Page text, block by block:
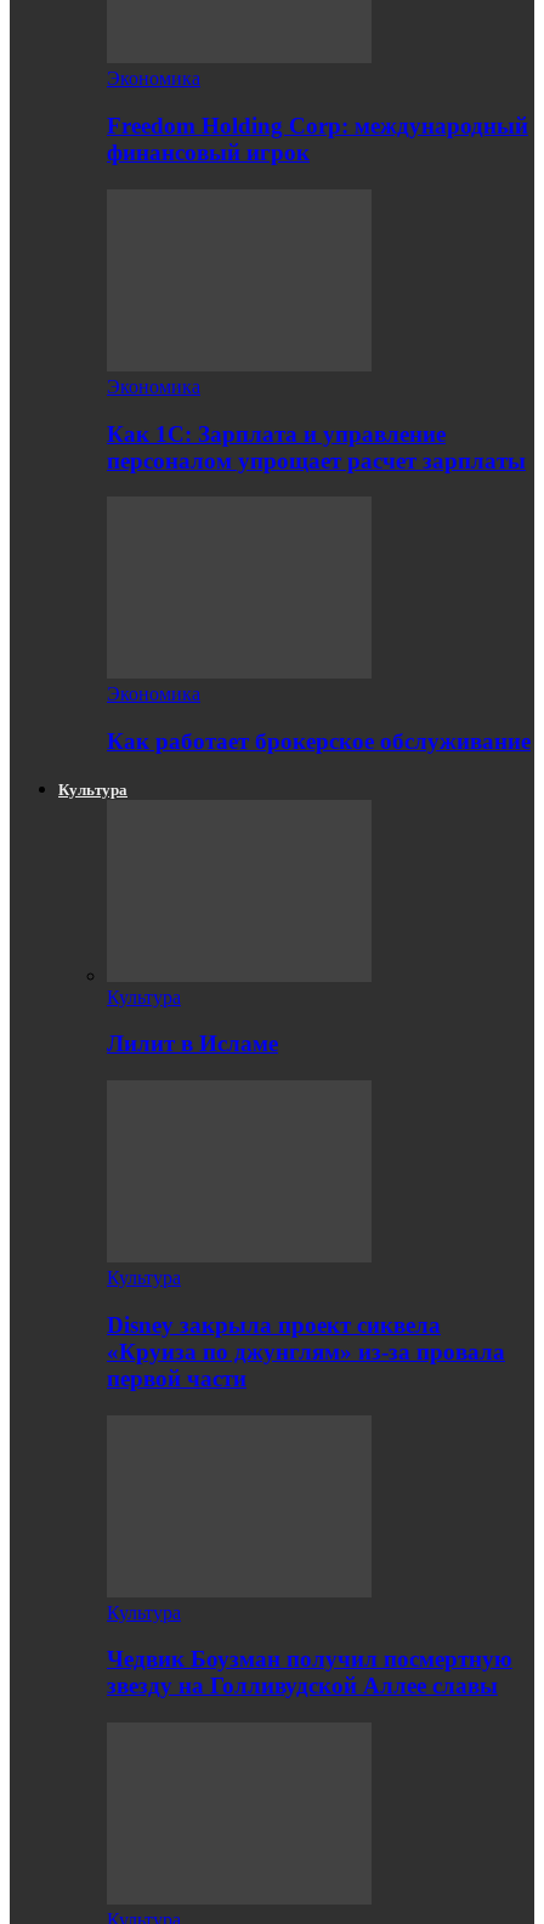
Экономика
Freedom Holding Corp: международный
финансовый игрок
Экономика
Как 1С: Зарплата и управление
персоналом упрощает расчет зарплаты
Экономика
Как работает брокерское обслуживание
Культура
Культура
Лилит в Исламе
Культура
Disney закрыла проект сиквела
«Круиза по джунглям» из-за провала
первой части
Культура
Чедвик Боузман получил посмертную
звезду на Голливудской Аллее славы
Культура